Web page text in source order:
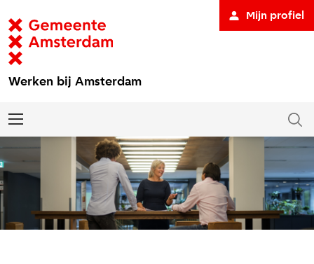
Werken bij Amsterdam
Mijn profiel